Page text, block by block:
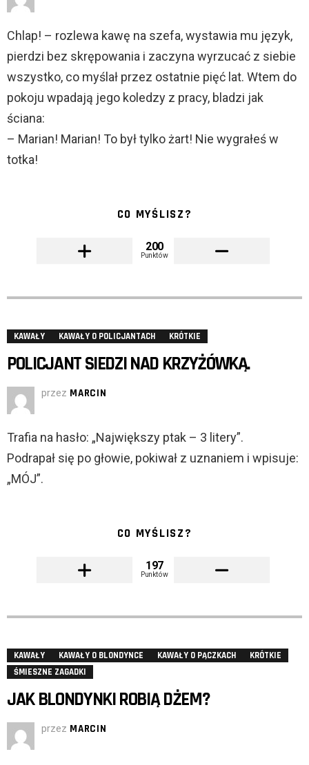
Chlap! – rozlewa kawę na szefa, wystawia mu język,
pierdzi bez skrępowania i zaczyna wyrzucać z siebie
wszystko, co myślał przez ostatnie pięć lat. Wtem do
pokoju wpadają jego koledzy z pracy, bladzi jak
ściana:
– Marian! Marian! To był tylko żart! Nie wygrałeś w
totka!
CO MYŚLISZ?
200
Punktów
KAWAŁY KAWAŁY O POLICJANTACH KRÓTKIE
POLICJANT SIEDZI NAD KRZYŻÓWKĄ.
przez MARCIN
Trafia na hasło: „Największy ptak – 3 litery”.
Podrapał się po głowie, pokiwał z uznaniem i wpisuje:
„MÓJ”.
CO MYŚLISZ?
197
Punktów
KAWAŁY KAWAŁY O BLONDYNCE KAWAŁY O PĄCZKACH
KRÓTKIE
ŚMIESZNE ZAGADKI
JAK BLONDYNKI ROBIĄ DŻEM?
przez MARCIN